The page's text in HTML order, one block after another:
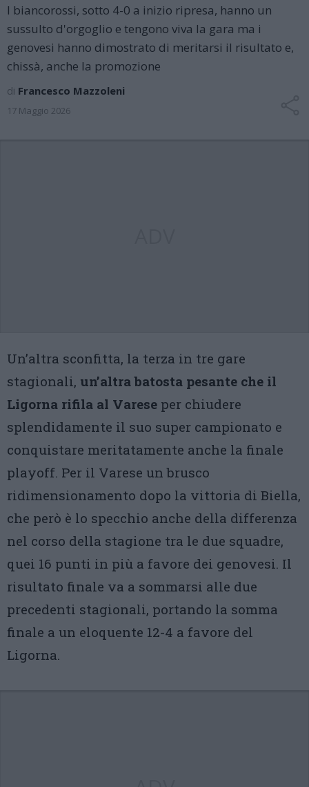
I biancorossi, sotto 4-0 a inizio ripresa, hanno un
sussulto d'orgoglio e tengono viva la gara ma i
genovesi hanno dimostrato di meritarsi il risultato e,
chissà, anche la promozione
di Francesco Mazzoleni
17 Maggio 2026
Un’altra sconfitta, la terza in tre gare
stagionali, un’altra batosta pesante che il
Ligorna rifila al Varese per chiudere
splendidamente il suo super campionato e
conquistare meritatamente anche la finale
playoff. Per il Varese un brusco
ridimensionamento dopo la vittoria di Biella,
che però è lo specchio anche della differenza
nel corso della stagione tra le due squadre,
quei 16 punti in più a favore dei genovesi. Il
risultato finale va a sommarsi alle due
precedenti stagionali, portando la somma
finale a un eloquente 12-4 a favore del
Ligorna.